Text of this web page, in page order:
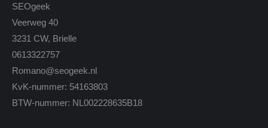
SEOgeek
Veerweg 40
3231 CW, Brielle
0613322757
Romano@seogeek.nl
KvK-nummer: 54163803
BTW-nummer: NL002228635B18